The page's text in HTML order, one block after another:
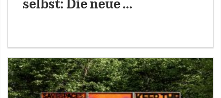
selbst: Die neue …